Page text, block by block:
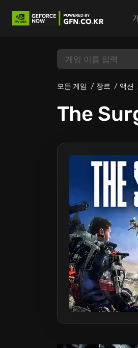
모든 게임 장르 액션
The